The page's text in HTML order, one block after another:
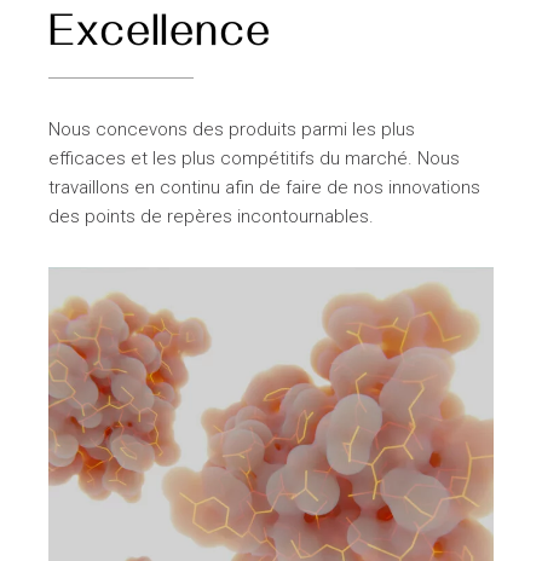
Excellence
Nous concevons des produits parmi les plus
efficaces et les plus compétitifs du marché. Nous
travaillons en continu afin de faire de nos innovations
des points de repères incontournables.